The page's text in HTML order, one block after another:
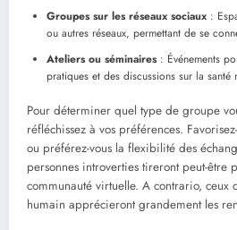
Groupes sur les réseaux sociaux :
ou autres réseaux, permettant de se
Ateliers ou séminaires: Événements
pratiques et des discussions sur la santé
Pour déterminer quel type de groupe
réfléchissez à vos préférences.
ou préférez-vous la flexibilité des
personnes introverties tireront peut-être
communauté virtuelle. A contrario, ceux
humain apprécieront grandement les